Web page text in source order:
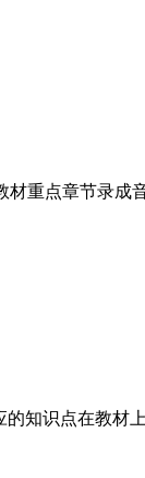
重点章节录
知识点在教材